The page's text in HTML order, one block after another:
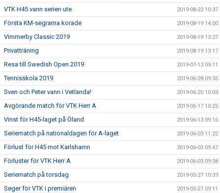
VTK H45 vann serien ute 2019-08-22 10:37
Första KM-segrarna korade 2019-08-19 14:00
Vimmerby Classic 2019 2019-08-19 13:27
Privatträning 2019-08-19 13:17
Resa till Swedish Open 2019 2019-07-12 09:11
Tennisskola 2019 2019-06-28 09:35
Sven och Peter vann i Vetlanda! 2019-06-20 10:03
Avgörande match för VTK Herr A 2019-06-17 10:25
Vinst för H45-laget på Öland 2019-06-13 09:16
Seriematch på nationaldagen för A-laget 2019-06-03 11:22
Förlust för H45 mot Karlshamn 2019-06-03 09:47
Förluster för VTK Herr A 2019-06-03 09:38
Seriematch på torsdag 2019-05-27 10:39
Seger för VTK i premiären 2019-05-27 09:11